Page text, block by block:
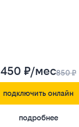
450 ₽/мес850 ₽
подключить онлайн
подробнее